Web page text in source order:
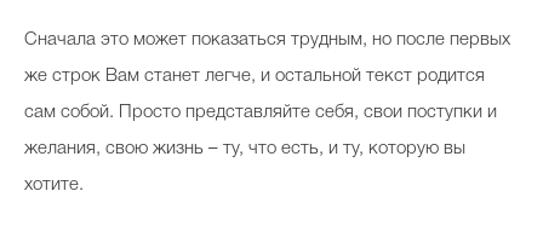
Сначала это может показаться трудным, но после первых
же строк Вам станет легче, и остальной текст родится
сам собой. Просто представляйте себя, свои поступки и
желания, свою жизнь – ту, что есть, и ту, которую вы
хотите.